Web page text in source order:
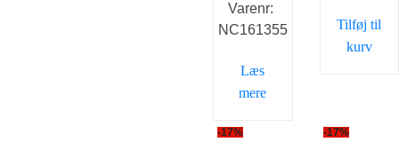
pris
var:
er:
Varenr:
NC161355
Læs
mere
Tilføj til
kurv
-17% -17%